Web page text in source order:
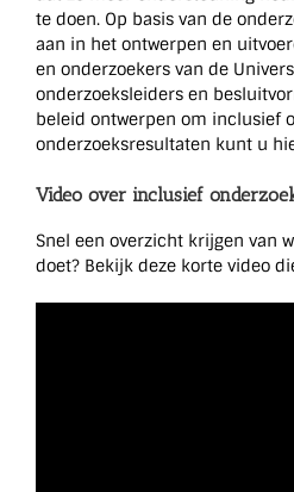
te doen. Op basis van de
aan in het ontwerpen en
en onderzoekers van de
onderzoeksleiders en
beleid ontwerpen om inclusief
onderzoeksresultaten kunt u
Video over inclusief
Snel een overzicht krijgen van
doet? Bekijk deze korte video